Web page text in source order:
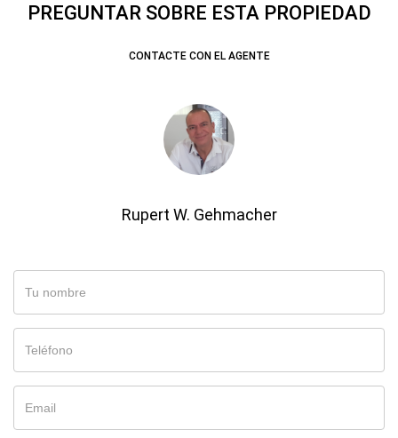
PREGUNTAR SOBRE ESTA PROPIEDAD
CONTACTE CON EL AGENTE
Rupert W. Gehmacher